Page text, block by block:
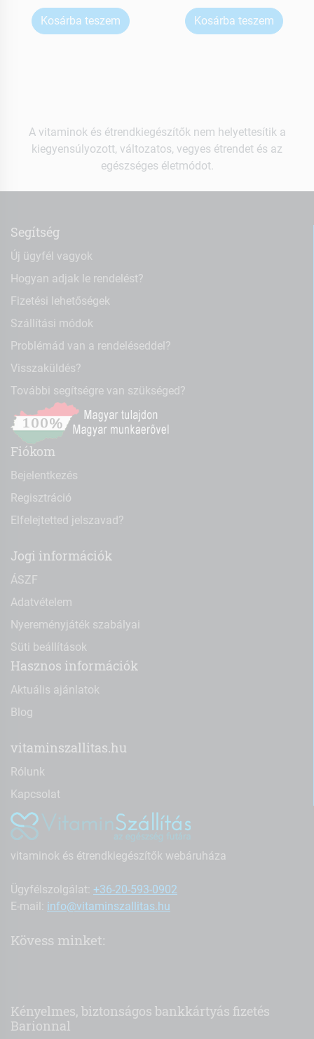
Kosárba teszem Kosárba teszem
A vitaminok és étrendkiegészítők nem helyettesítik a
kiegyensúlyozott, változatos, vegyes étrendet és az
egészséges életmódot.
Segítség
Új ügyfél vagyok
Hogyan adjak le rendelést?
Fizetési lehetőségek
Szállítási módok
Problémád van a rendeléseddel?
Visszaküldés?
További segítségre van szükséged?
Fiókom
Bejelentkezés
Regisztráció
Elfelejtetted jelszavad?
Jogi információk
ÁSZF
Adatvételem
Nyereményjáték szabályai
Süti beállítások
Hasznos információk
Aktuális ajánlatok
Blog
vitaminszallitas.hu
Rólunk
Kapcsolat
vitaminok és étrendkiegészítők webáruháza
Ügyfélszolgálat: +36-20-593-0902
E-mail: info@vitaminszallitas.hu
Kövess minket:
Kényelmes, biztonságos bankkártyás fizetés
Barionnal